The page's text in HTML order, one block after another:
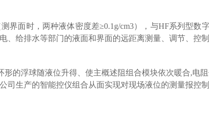
界面时，两种液体密度差≥0.1g/cm3），与HF系列型数
给排水等部门的液面和界面的远距离测量、调节、控制
的浮球随液位升得、使主概述阻组合模块依次暖合,电
司生产的智能控仪组合从面实现对现场液位的测量报控制